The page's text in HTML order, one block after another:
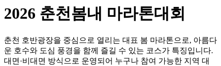
2026 춘천봄내 마라톤대회
춘천 호반광장을 중심으로 열리는 대표 봄 마라톤으로, 아름다
운 호수와 도심 풍경을 함께 즐길 수 있는 코스가 특징입니다.
대면·비대면 방식으로 운영되어 누구나 참여 가능한 지역 대